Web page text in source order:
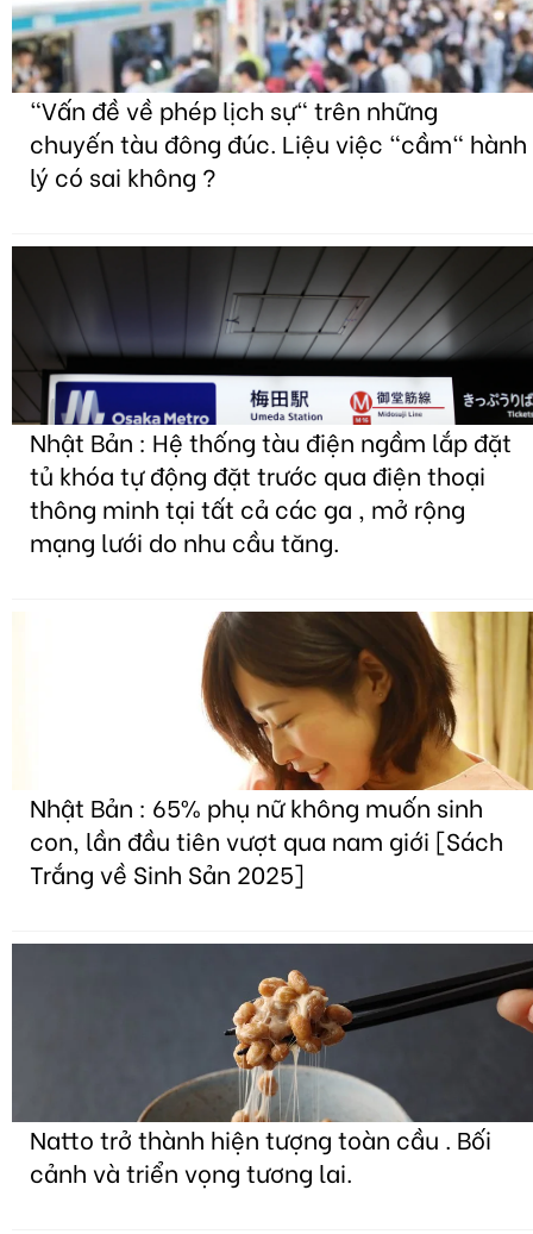
"Vấn đề về phép lịch sự" trên những
chuyến tàu đông đúc. Liệu việc "cầm" hành
lý có sai không ?
Nhật Bản : Hệ thống tàu điện ngầm lắp đặt
tủ khóa tự động đặt trước qua điện thoại
thông minh tại tất cả các ga , mở rộng
mạng lưới do nhu cầu tăng.
Nhật Bản : 65% phụ nữ không muốn sinh
con, lần đầu tiên vượt qua nam giới [Sách
Trắng về Sinh Sản 2025]
Natto trở thành hiện tượng toàn cầu . Bối
cảnh và triển vọng tương lai.